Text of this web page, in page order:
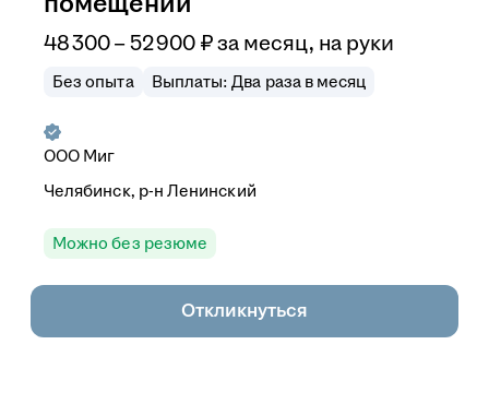
48 300–52 900 ₽ за месяц, на руки
Без опыта Выплаты: Два раза в месяц
ООО Миг
Челябинск, р-н Ленинский
Можно без резюме
Откликнуться